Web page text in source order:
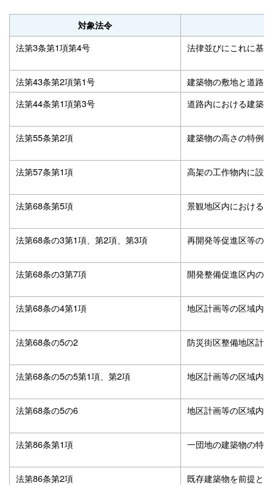
対象法令
法第3条第1項第4号 法律並びにこれに基
法第43条第2項第1号
建築物の敷地と道路
法第44条第1項第3号
道路内における建築
法第55条第2項 建築物の高さの特例
法第57条第1項 高架の工作物内に設
法第68条第5項 景観地区内における
法第68条の3第1項、第2項、第3項 再開発等促進区等の
法第68条の3第7項 開発整備促進区内の
法第68条の4第1項 地区計画等の区域内
法第68条の5の2 防災街区整備地区計
法第68条の5の5第1項、第2項 地区計画等の区域内
法第68条の5の6 地区計画等の区域内
法第86条第1項 一団地の建築物の特
法第86条第2項 既存建築物を前提と